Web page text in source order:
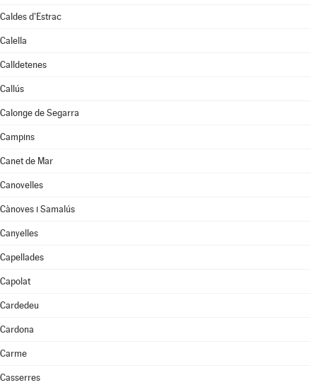
Caldes d'Estrac
Calella
Calldetenes
Callús
Calonge de Segarra
Campins
Canet de Mar
Canovelles
Cànoves i Samalús
Canyelles
Capellades
Capolat
Cardedeu
Cardona
Carme
Casserres